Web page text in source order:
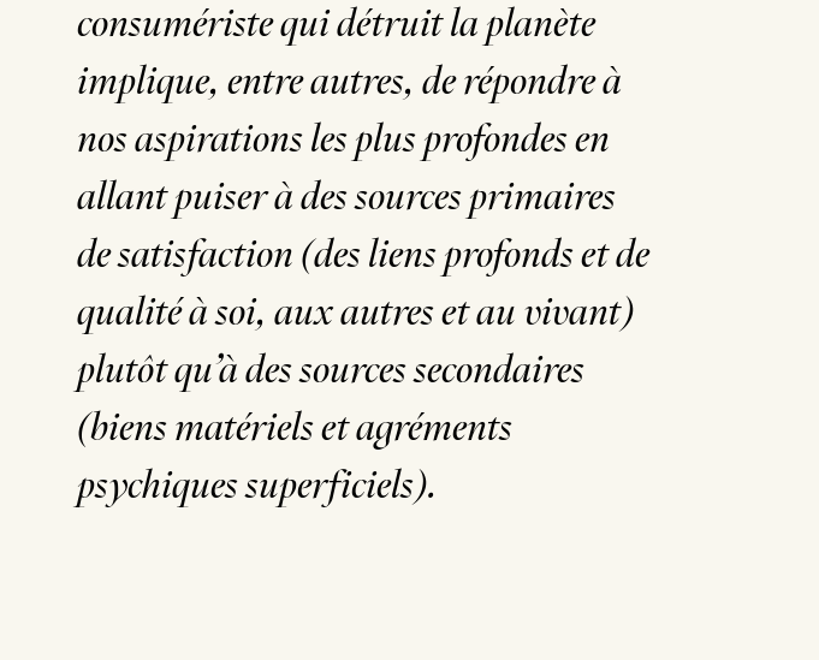
consumériste qui détruit la planète
implique, entre autres, de répondre à
nos aspirations les plus profondes en
allant puiser à des sources primaires
de satisfaction (des liens profonds et de
qualité à soi, aux autres et au vivant)
plutôt qu’à des sources secondaires
(biens matériels et agréments
psychiques superficiels).